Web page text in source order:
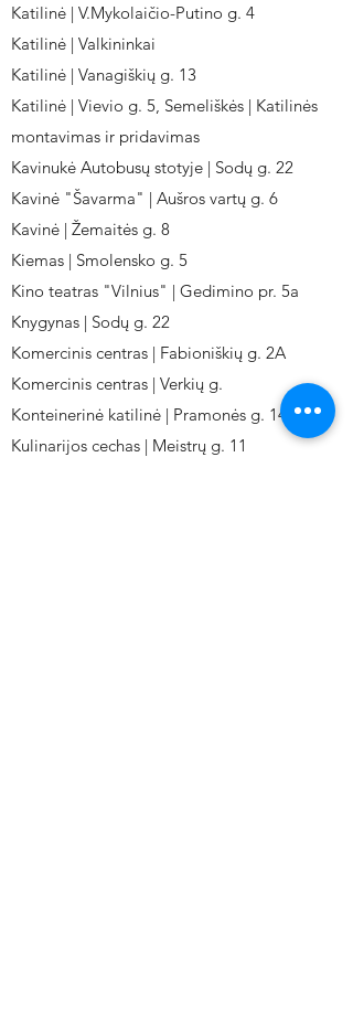
Katilinė | V.Mykolaičio-Putino g. 4
Katilinė | Valkininkai
Katilinė | Vanagiškių g. 13
Katilinė | Vievio g. 5, Semeliškės | Katilinės
montavimas ir pridavimas
Kavinukė Autobusų stotyje | Sodų g. 22
Kavinė "Šavarma" | Aušros vartų g. 6
Kavinė | Žemaitės g. 8
Kiemas | Smolensko g. 5
Kino teatras "Vilnius" | Gedimino pr. 5a
Knygynas | Sodų g. 22
Komercinis centras | Fabioniškių g. 2A
Komercinis centras | Verkių g.
Konteinerinė katilinė | Pramonės g. 141
Kulinarijos cechas | Meistrų g. 11